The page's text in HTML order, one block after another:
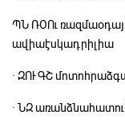
ՊՆ ՌՕՈւ
ավիաէսկադրիլիա
· ԶՈՒ ԳՇ
· ՆԶ